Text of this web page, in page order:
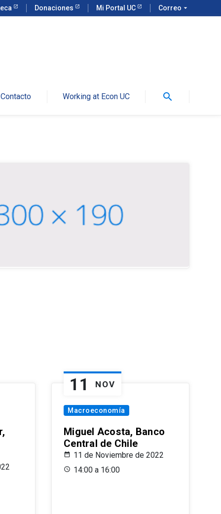
Donaciones Mi Portal UC Correo arrow_drop_down
Contacto Working at Econ UC search
11 NOV
Macroeconomía
Miguel Acosta, Banco
Central de Chile
11 de Noviembre de 2022
14:00 a 16:00